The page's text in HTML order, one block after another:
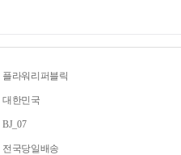
플라워리퍼블릭
대한민국
BJ_07
전국당일배송